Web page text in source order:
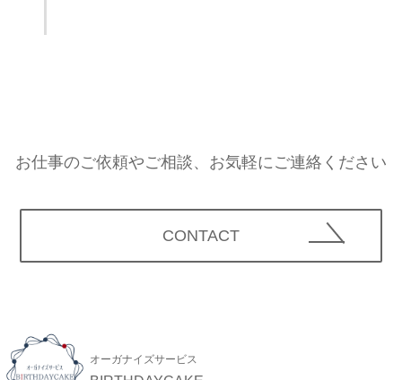
お仕事のご依頼やご相談、お気軽にご連絡ください
CONTACT
オーガナイズサービス